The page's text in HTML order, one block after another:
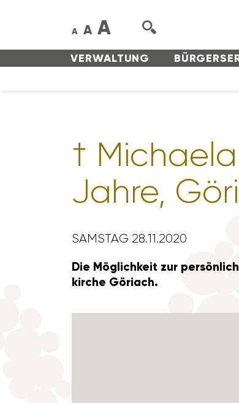
VERWAL­TUNG
A A A
†
Jahre,
SAMSTAG 28.11.2020
Die Möglich­keit zur
kirche Göriach.